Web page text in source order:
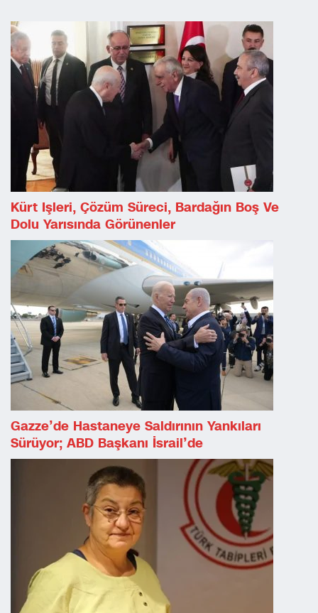
Kürt Işleri, Çözüm Süreci, Bardağın Boş Ve
Dolu Yarısında Görünenler
Gazze’de Hastaneye Saldırının Yankıları
Sürüyor; ABD Başkanı İsrail’de